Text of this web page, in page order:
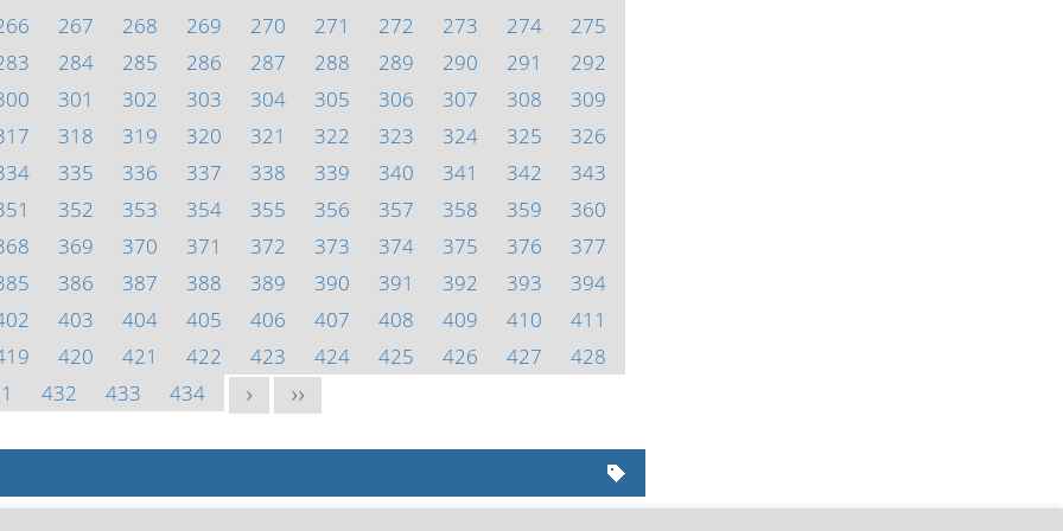
267 268 269 270 271 272 273 274
275
284 285 286 287 288 289 290 291
292
301 302 303 304 305 306 307 308
309
318 319 320 321 322 323 324 325
326
335 336 337 338 339 340 341 342
343
352 353 354 355 356 357 358 359
360
369 370 371 372 373 374 375 376
377
386 387 388 389 390 391 392 393
394
403 404 405 406 407 408 409 410
411
420 421 422 423 424 425 426 427
428
432 433 434 > >>